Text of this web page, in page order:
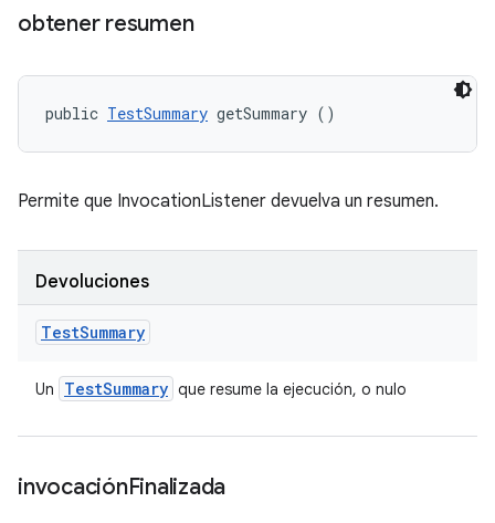
obtener resumen
public TestSummary getSummary ()
Permite que InvocationListener devuelva un resumen.
Devoluciones
TestSummary
Un TestSummary que resume la ejecución, o nulo
invocaciónFinalizada